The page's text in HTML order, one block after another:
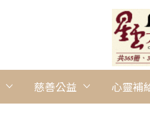
慈善公益 心靈補